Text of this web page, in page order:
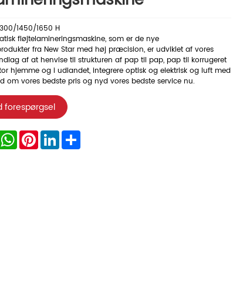
1450/1650 H
fløjtelamineringsmaskine, som er de nye
fra New Star med høj præcision, er udviklet af vores
af at henvise til strukturen af ​​pap til pap, pap til korrugeret
hjemme og i udlandet, integrere optisk og elektrisk og luft med
om vores bedste pris og nyd vores bedste service nu.
forespørgsel
WhatsApp
PinterestLinkedInShare